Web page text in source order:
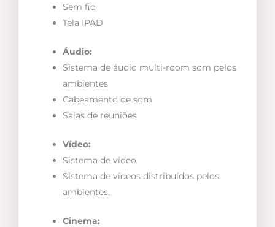
Sem fio
Tela IPAD
Áudio:
Sistema de áudio multi-room som pelos
ambientes
Cabeamento de som
Salas de reuniões
Vídeo:
Sistema de vídeo
Sistema de vídeos distribuídos pelos
ambientes.
Cinema: